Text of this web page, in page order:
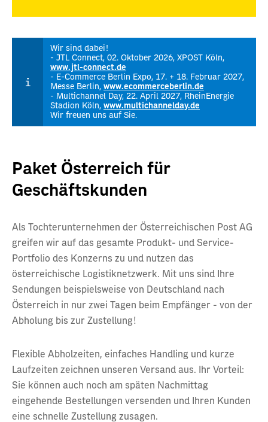
Wir sind dabei!
- JTL Connect, 02. Oktober 2026, XPOST Köln,
www.jtl-connect.de
- E-Commerce Berlin Expo, 17. + 18. Februar 2027,
Messe Berlin, www.ecommerceberlin.de
- Multichannel Day, 22. April 2027, RheinEnergie
Stadion Köln, www.multichannelday.de
Wir freuen uns auf Sie.
Paket Österreich für
Geschäftskunden
Als Tochterunternehmen der Österreichischen Post AG
greifen wir auf das gesamte Produkt- und Service-
Portfolio des Konzerns zu und nutzen das
österreichische Logistiknetzwerk. Mit uns sind Ihre
Sendungen beispielsweise von Deutschland nach
Österreich in nur zwei Tagen beim Empfänger - von der
Abholung bis zur Zustellung!
Flexible Abholzeiten, einfaches Handling und kurze
Laufzeiten zeichnen unseren Versand aus. Ihr Vorteil:
Sie können auch noch am späten Nachmittag
eingehende Bestellungen versenden und Ihren Kunden
eine schnelle Zustellung zusagen.